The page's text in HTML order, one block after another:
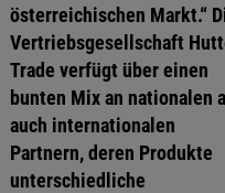
österreichischen Markt.“
Vertriebsgesellschaft
Trade verfügt über einen
bunten Mix an nationalen
auch internationalen
Partnern, deren Produkte
unterschiedliche